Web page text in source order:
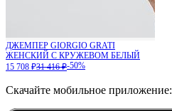
ДЖЕМПЕР GIORGIO GRATI
ЖЕНСКИЙ С КРУЖЕВОМ БЕЛЫЙ
15 708 ₽31 416 ₽-50%
Скачайте мобильное приложение: